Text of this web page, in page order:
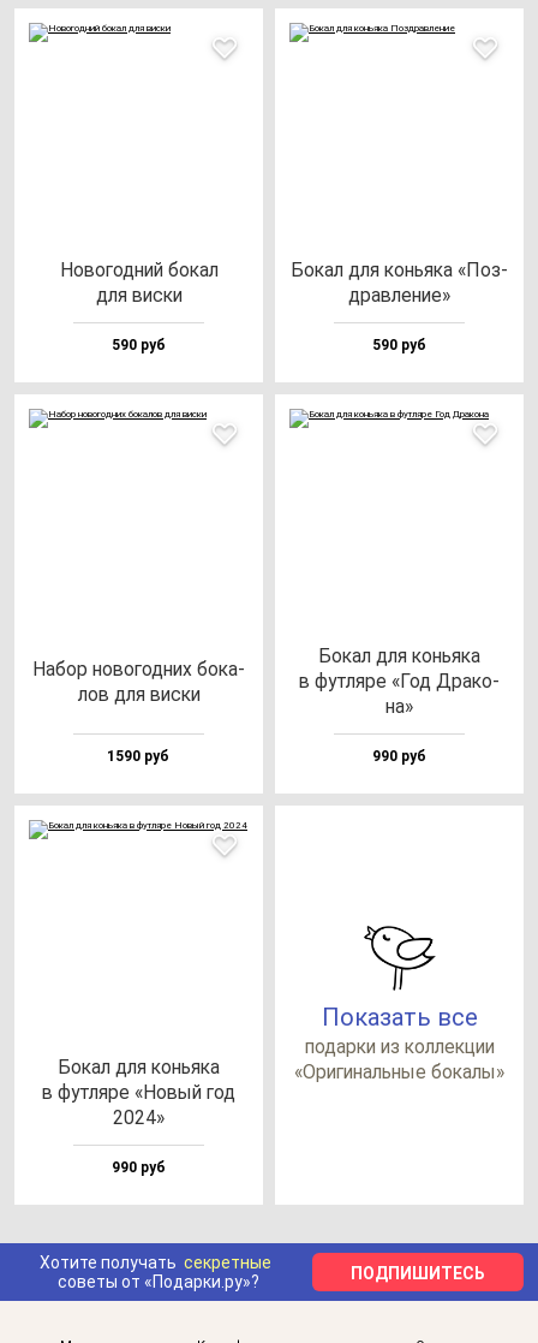
Ново­год­ний бо­кал
для вис­ки
590 руб
Бокал для конь­яка «Поз­
драв­ле­ние»
590 руб
Набор но­во­год­них бо­ка­
лов для вис­ки
1590 руб
Бокал для конь­яка
в фут­ля­ре «Год Дра­ко­
на»
990 руб
Бокал для конь­яка
в фут­ля­ре «Новый год
2024»
990 руб
Показать все
по­дар­ки из кол­лек­ции
«Ори­ги­наль­ные бо­ка­лы»
Хотите получать секретные
советы от «Подарки.ру»?
ПОДПИШИТЕСЬ